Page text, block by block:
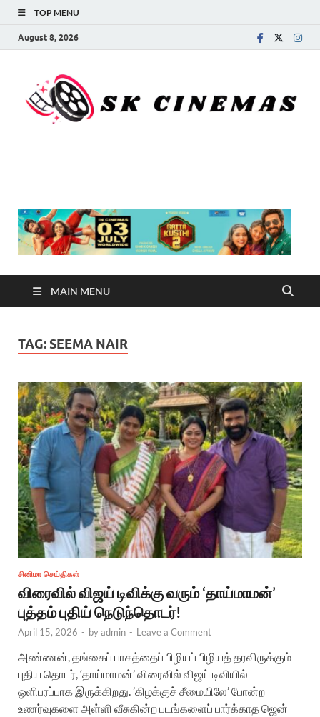
TOP MENU
August 8, 2026
MAIN MENU
TAG: SEEMA NAIR
சினிமா செய்திகள்
விரைவில் விஜய் டிவிக்கு வரும் ‘தாய்மாமன்’
புத்தம் புதிய் நெடுந்தொடர்!
April 15, 2026 - byadmin - Leave a Comment
அண்ணன், தங்கைப் பாசத்தைப் பிழியப் பிழியத் தரவிருக்கும்
புதிய தொடர், ‘தாய்மாமன்’ விரைவில் விஜய் டிவியில்
ஒளிபரப்பாக இருக்கிறது. ’கிழக்குச் சீமையிலே’ போன்ற
உணர்வுகளை அள்ளி வீசுகின்ற படங்களைப் பார்க்காத ஜென்